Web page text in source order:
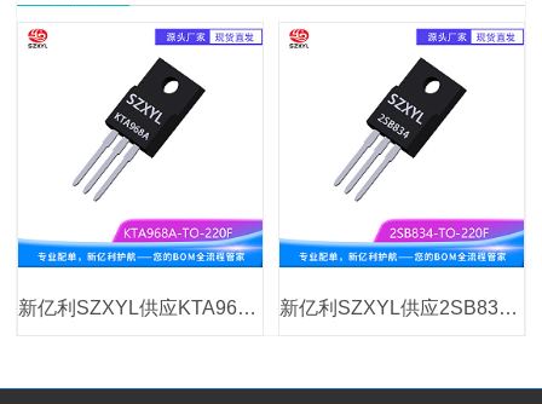
新亿利SZXYL供应KTA968A TO-220F PNP 功率晶体管 新亿利SZXYL供应2SB834 TO-220F PNP 功率三极管